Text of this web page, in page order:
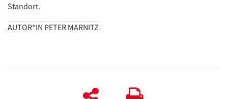
Standort.
AUTOR*IN PETER MARNITZ
Datenschutzerklärung
Datenschutzerklärung